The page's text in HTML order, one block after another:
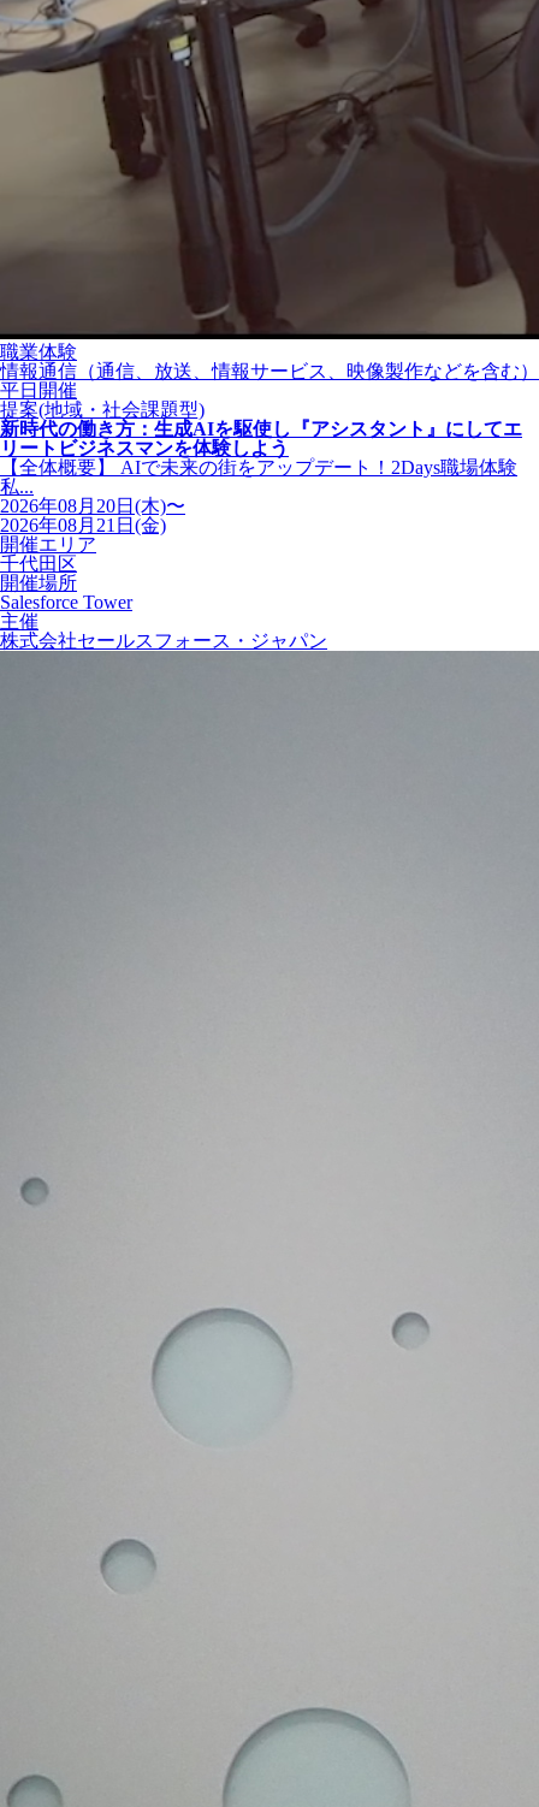
職業体験
情報通信（通信、放送、情報サービス、映像製作などを含む）
平日開催
提案(地域・社会課題型)
新時代の働き方：生成AIを駆使し『アシスタント』にしてエ
リートビジネスマンを体験しよう
【全体概要】 AIで未来の街をアップデート！2Days職場体験
私...
2026年08月20日(木)〜
2026年08月21日(金)
開催エリア
千代田区
開催場所
Salesforce Tower
主催
株式会社セールスフォース・ジャパン